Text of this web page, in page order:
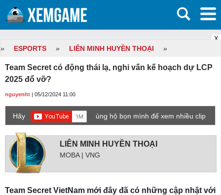
X
» ESPORTS » LIÊN MINH HUYỀN THOẠI »
Team Secret có động thái lạ, nghi vấn kế hoạch dự LCP
2025 đổ vỡ?
nguyenht | 05/12/2024 11:00
Hãy
ủng hộ bọn mình để xem nhiều clip
LIÊN MINH HUYỀN THOẠI
MOBA | VNG
Team Secret VietNam mới đây đã có những cập nhật với